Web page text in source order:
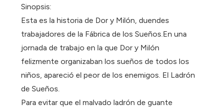
Sinopsis:
Esta es la historia de Dor y Milón, duendes
trabajadores de la Fábrica de los Sueños.En una
jornada de trabajo en la que Dor y Milón
felizmente organizaban los sueños de todos los
niños, apareció el peor de los enemigos. El Ladrón
de Sueños.
Para evitar que el malvado ladrón de guante